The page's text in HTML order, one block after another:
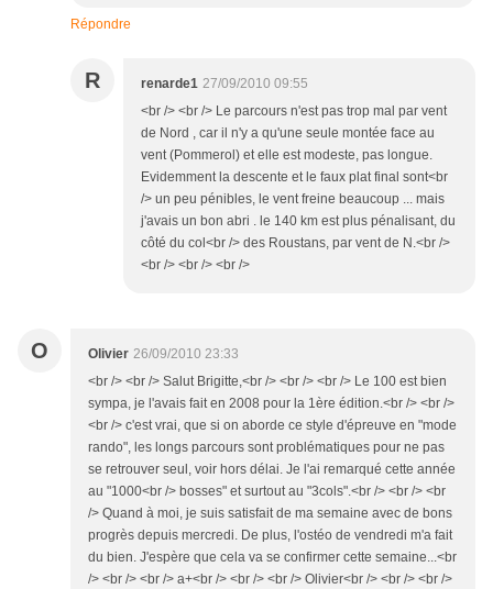
Répondre
R renarde1 27/09/2010 09:55
<br /> <br /> Le parcours n'est pas trop mal par vent
de Nord , car il n'y a qu'une seule montée face au
vent (Pommerol) et elle est modeste, pas longue.
Evidemment la descente et le faux plat final sont<br
/> un peu pénibles, le vent freine beaucoup ... mais
j'avais un bon abri . le 140 km est plus pénalisant, du
côté du col<br /> des Roustans, par vent de N.<br />
<br /> <br /> <br />
O Olivier 26/09/2010 23:33
<br /> <br /> Salut Brigitte,<br /> <br /> <br /> Le 100 est bien
sympa, je l'avais fait en 2008 pour la 1ère édition.<br /> <br />
<br /> c'est vrai, que si on aborde ce style d'épreuve en "mode
rando", les longs parcours sont problématiques pour ne pas
se retrouver seul, voir hors délai. Je l'ai remarqué cette année
au "1000<br /> bosses" et surtout au "3cols".<br /> <br /> <br
/> Quand à moi, je suis satisfait de ma semaine avec de bons
progrès depuis mercredi. De plus, l'ostéo de vendredi m'a fait
du bien. J'espère que cela va se confirmer cette semaine...<br
/> <br /> <br /> a+<br /> <br /> <br /> Olivier<br /> <br /> <br />